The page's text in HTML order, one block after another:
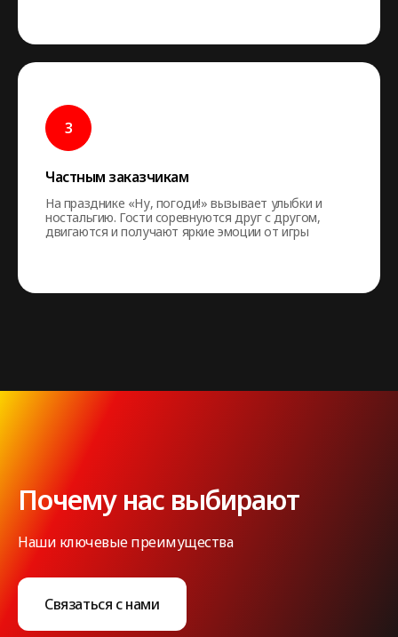
Частным заказчикам
На празднике «Ну, погоди!» вызывает улыбки и
ностальгию. Гости соревнуются друг с другом,
двигаются и получают яркие эмоции от игры
Почему нас выбирают
Наши ключевые преимущества
Связаться с нами